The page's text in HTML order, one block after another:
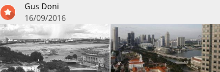
Gus Doni
16/09/2016